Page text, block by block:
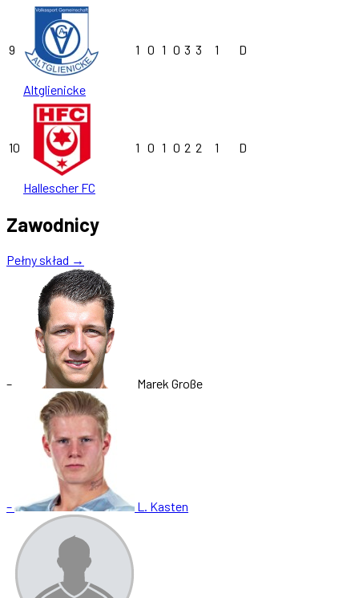
9
Altglienicke
1 0 1 0 3 3 1 D
10
Hallescher FC
1 0 1 0 2 2 1 D
Zawodnicy
Pełny skład →
– Marek Große
– L. Kasten